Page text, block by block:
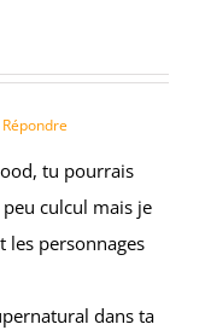
tu pourrais
culcul mais je
les personnages
dans ta